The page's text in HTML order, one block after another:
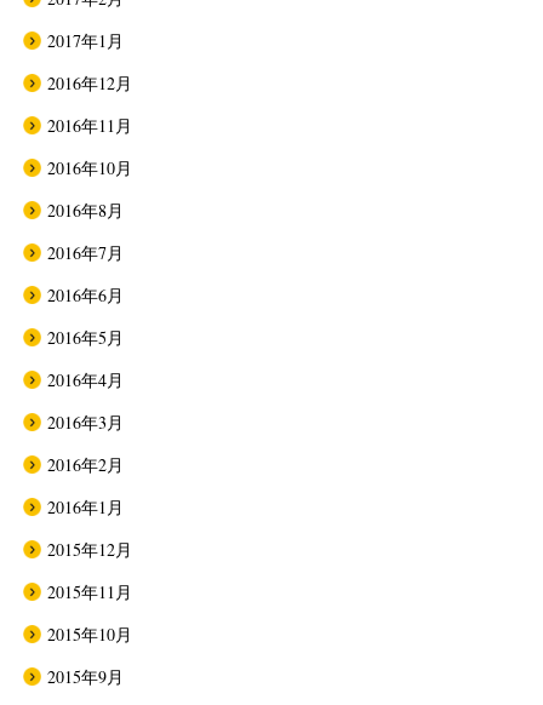
2017年1月
2016年12月
2016年11月
2016年10月
2016年8月
2016年7月
2016年6月
2016年5月
2016年4月
2016年3月
2016年2月
2016年1月
2015年12月
2015年11月
2015年10月
2015年9月